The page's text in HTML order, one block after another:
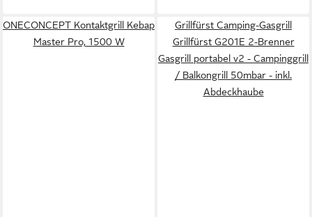
ONECONCEPT Kontaktgrill Kebap
Master Pro, 1500 W
Grillfürst Camping-Gasgrill
Grillfürst G201E 2-Brenner
Gasgrill portabel v2 - Campinggrill
/ Balkongrill 50mbar - inkl.
Abdeckhaube